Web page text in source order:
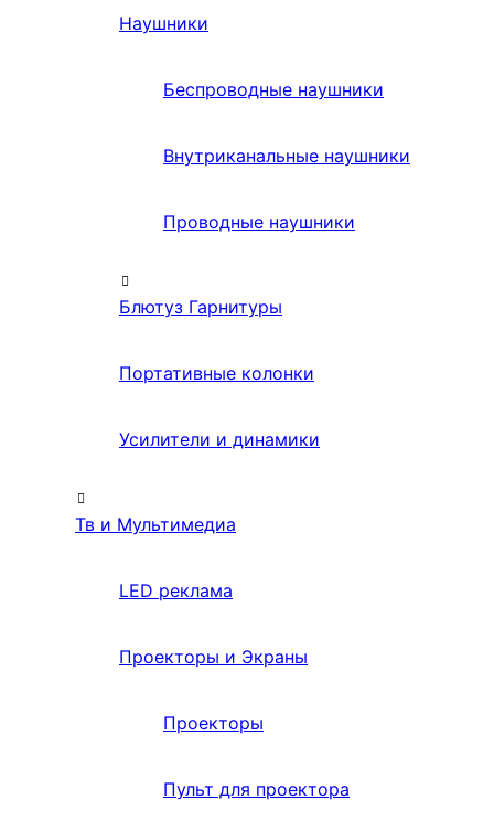
Наушники
Беспроводные наушники
Внутриканальные наушники
Проводные наушники
Блютуз Гарнитуры
Портативные колонки
Усилители и динамики
Тв и Мультимедиа
LED реклама
Проекторы и Экраны
Проекторы
Пульт для проектора